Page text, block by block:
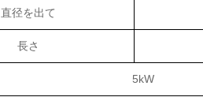
直径を出て
長さ
5kW